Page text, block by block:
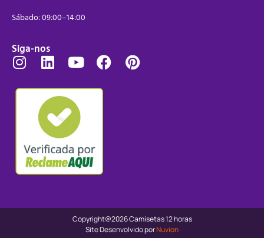
Sábado: 09:00–14:00
Siga-nos
Copyright@2026 Camisetas 12 horas
Site Desenvolvido porNuvion